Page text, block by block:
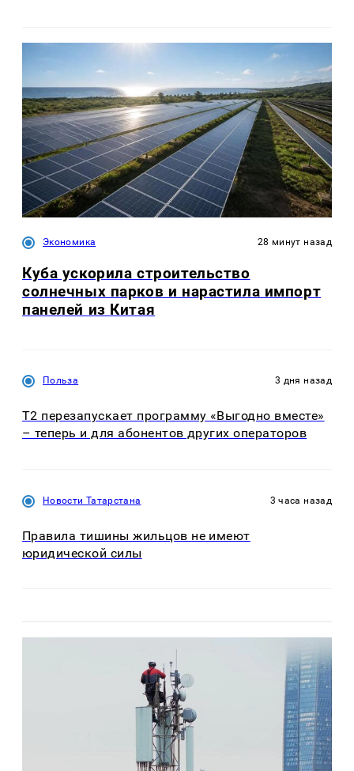
Экономика 28 минут назад
Куба ускорила строительство
солнечных парков и нарастила импорт
панелей из Китая
Польза 3 дня назад
Т2 перезапускает программу «Выгодно вместе»
– теперь и для абонентов других операторов
Новости Татарстана 3 часа назад
Правила тишины жильцов не имеют
юридической силы